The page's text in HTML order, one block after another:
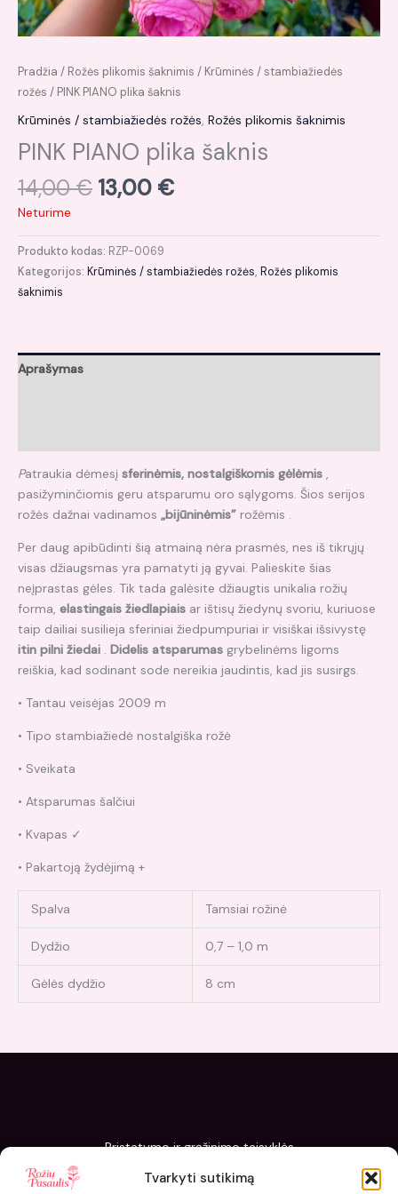
Tvarkyti sutikimą
Pradžia / Rožės plikomis šaknimis / Krūminės / stambiažiedės
rožės / PINK PIANO plika šaknis
Krūminės / stambiažiedės rožės, Rožės plikomis šaknimis
PINK PIANO plika šaknis
14,00€ 13,00 €
Neturime
Produkto kodas: RZP-0069
Kategorijos: Krūminės / stambiažiedės rožės, Rožės plikomis
šaknimis
Aprašymas
Patraukia dėmesį sferinėmis, nostalgiškomis gėlėmis ,
pasižyminčiomis geru atsparumu oro sąlygoms. Šios serijos
rožės dažnai vadinamos „bijūninėmis” rožėmis .
Per daug apibūdinti šią atmainą nėra prasmės, nes iš tikrųjų
visas džiaugsmas yra pamatyti ją gyvai. Palieskite šias
neįprastas gėles. Tik tada galėsite džiaugtis unikalia rožių
forma, elastingais žiedlapiais ar ištisų žiedynų svoriu, kuriuose
taip dailiai susilieja sferiniai žiedpumpuriai ir visiškai išsivystę
itin pilni žiedai . Didelis atsparumas grybelinėms ligoms
reiškia, kad sodinant sode nereikia jaudintis, kad jis susirgs.
• Tantau veisėjas 2009 m
• Tipo stambiažiedė nostalgiška rožė
• Sveikata
• Atsparumas šalčiui
• Kvapas ✓
• Pakartoją žydėjimą +
Spalva Tamsiai rožinė
Dydžio 0,7 – 1,0 m
Gėlės dydžio 8 cm
Pristatymo ir grąžinimo taisyklės
Slapukų politika